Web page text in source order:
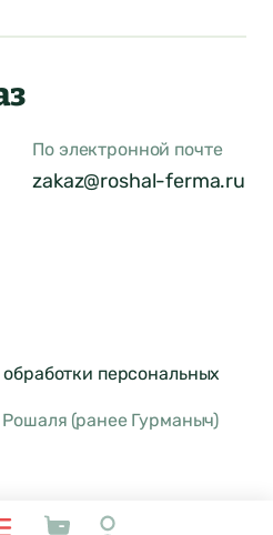
По электронной почте
zakaz@roshal-ferma.ru
персональных
(ранее Гурманыч)